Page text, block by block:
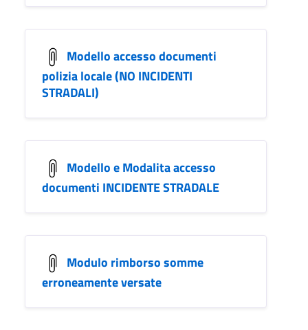
Modello accesso documenti
polizia locale (NO INCIDENTI
STRADALI)
Modello e Modalita accesso
documenti INCIDENTE STRADALE
Modulo rimborso somme
erroneamente versate